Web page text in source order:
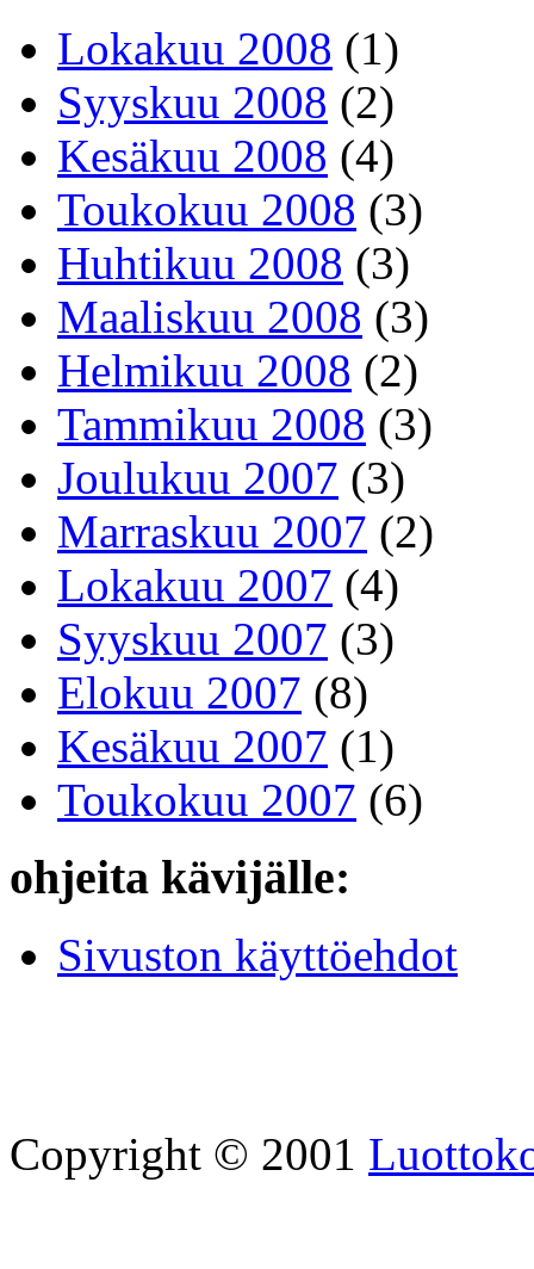
Lokakuu 2008 (1)
Syyskuu 2008 (2)
Kesäkuu 2008 (4)
Toukokuu 2008 (3)
Huhtikuu 2008 (3)
Maaliskuu 2008 (3)
Helmikuu 2008 (2)
Tammikuu 2008 (3)
Joulukuu 2007 (3)
Marraskuu 2007 (2)
Lokakuu 2007 (4)
Syyskuu 2007 (3)
Elokuu 2007 (8)
Kesäkuu 2007 (1)
Toukokuu 2007 (6)
ohjeita kävijälle:
Sivuston käyttöehdot
Copyright © 2001